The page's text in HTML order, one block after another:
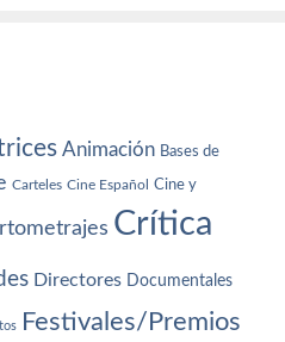
Animación Bases de
Carteles Cine Español Cine y
Crítica
Directores Documentales
Festivales/Premios